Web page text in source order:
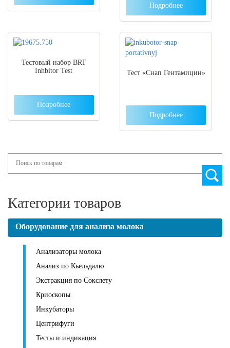
Подробнее
Тестовый набор BRT
Inhbitor Test
Подробнее
Тест «Снап Гентамицин»
Подробнее
Категории товаров
Оборудование для анализа молока
Анализаторы молока
Анализ по Кьельдалю
Экстракция по Сокслету
Криоскопы
Инкубаторы
Центрифуги
Тесты и индикация